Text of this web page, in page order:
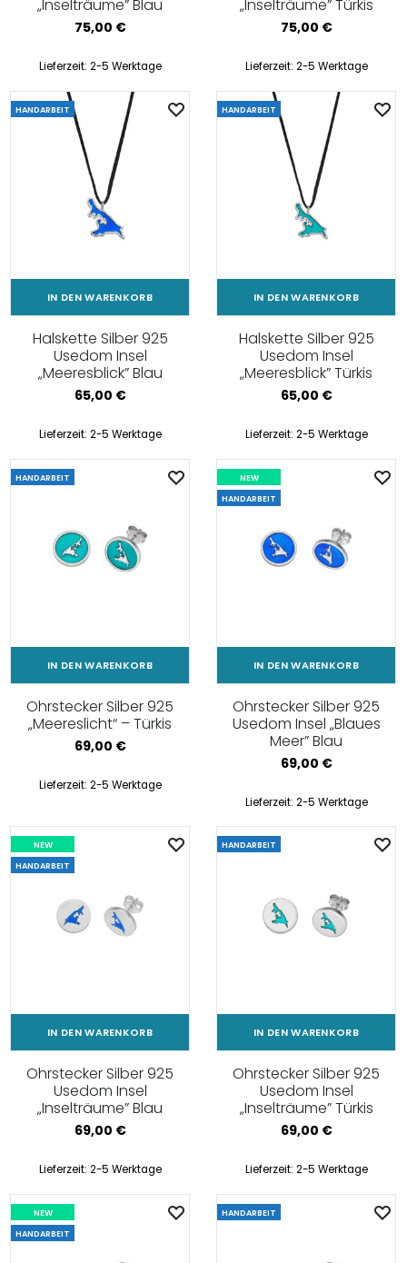
„Inselträume” Blau
75,00 €
Lieferzeit: 2-5 Werktage
„Inselträume” Türkis
75,00 €
Lieferzeit: 2-5 Werktage
HANDARBEIT
IN DEN WARENKORB
Halskette Silber 925
Usedom Insel
„Meeresblick” Blau
65,00 €
Lieferzeit: 2-5 Werktage
HANDARBEIT
IN DEN WARENKORB
Halskette Silber 925
Usedom Insel
„Meeresblick” Türkis
65,00 €
Lieferzeit: 2-5 Werktage
HANDARBEIT
IN DEN WARENKORB
Ohrstecker Silber 925
„Meereslicht“ – Türkis
69,00 €
Lieferzeit: 2-5 Werktage
NEW
HANDARBEIT
IN DEN WARENKORB
Ohrstecker Silber 925
Usedom Insel „Blaues
Meer” Blau
69,00 €
Lieferzeit: 2-5 Werktage
NEW
HANDARBEIT
IN DEN WARENKORB
Ohrstecker Silber 925
Usedom Insel
„Inselträume” Blau
69,00 €
Lieferzeit: 2-5 Werktage
HANDARBEIT
IN DEN WARENKORB
Ohrstecker Silber 925
Usedom Insel
„Inselträume” Türkis
69,00 €
Lieferzeit: 2-5 Werktage
NEW
HANDARBEIT
HANDARBEIT